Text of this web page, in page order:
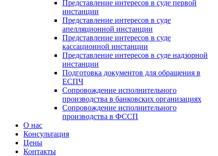
Представление интересов в суде первой
инстанции
Представление интересов в суде
апелляционной инстанции
Представление интересов в суде
кассационной инстанции
Представление интересов в суде надзорной
инстанции
Подготовка документов для обращения в
ЕСПЧ
Сопровождение исполнительного
производства в банковских организациях
Сопровождение исполнительного
производства в ФССП
О нас
Консультация
Цены
Контакты